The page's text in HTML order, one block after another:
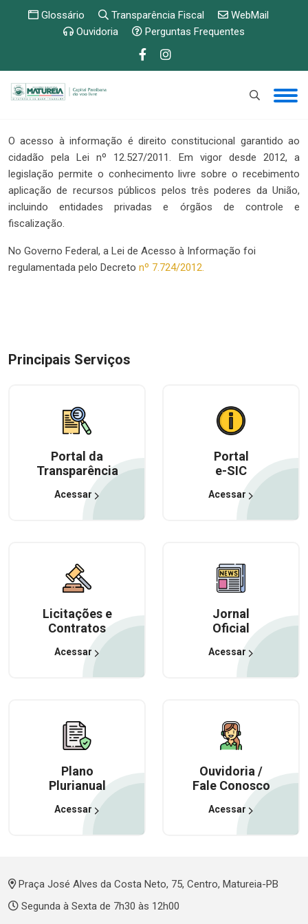
Glossário Transparência Fiscal
WebMail
Ouvidoria
Perguntas Frequentes
O acesso à informação é direito constitucional garantido ao
cidadão pela Lei nº 12.527/2011. Em vigor desde 2012, a
legislação permite o conhecimento livre sobre o recebimento
aplicação de recursos públicos pelos três poderes da União,
incluindo entidades privadas e órgãos de controle e
fiscalização.
No Governo Federal, a Lei de Acesso à Informação foi
regulamentada pelo Decreto nº 7.724/2012.
Principais Serviços
Portal da
Transparência
Acessar
Portal
e-SIC
Acessar
Licitações e
Contratos
Acessar
Jornal
Oficial
Acessar
Plano
Plurianual
Acessar
Ouvidoria /
Fale Conosco
Acessar
Praça José Alves da Costa Neto, 75, Centro, Matureia-PB
Segunda à Sexta de 7h30 às 12h00